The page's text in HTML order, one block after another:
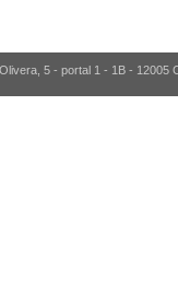
5 - portal 1 - 1B - 12005